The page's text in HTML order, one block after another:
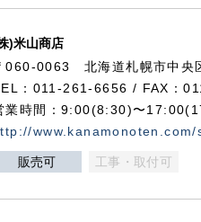
)米山商店
060-0063 北海道札幌市中央
：011-261-6656 / FAX：
業時間：9:00(8:30)〜
販売可 工事・取付可